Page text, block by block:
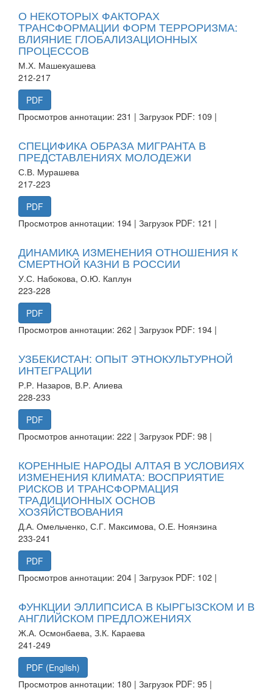
О НЕКОТОРЫХ ФАКТОРАХ
ТРАНСФОРМАЦИИ ФОРМ ТЕРРОРИЗМА:
ВЛИЯНИЕ ГЛОБАЛИЗАЦИОННЫХ
ПРОЦЕССОВ
М.Х. Машекуашева
212-217
PDF
Просмотров аннотации: 231 | Загрузок PDF: 109 |
СПЕЦИФИКА ОБРАЗА МИГРАНТА В
ПРЕДСТАВЛЕНИЯХ МОЛОДЕЖИ
С.В. Мурашева
217-223
PDF
Просмотров аннотации: 194 | Загрузок PDF: 121 |
ДИНАМИКА ИЗМЕНЕНИЯ ОТНОШЕНИЯ К
СМЕРТНОЙ КАЗНИ В РОССИИ
У.С. Набокова, О.Ю. Каплун
223-228
PDF
Просмотров аннотации: 262 | Загрузок PDF: 194 |
УЗБЕКИСТАН: ОПЫТ ЭТНОКУЛЬТУРНОЙ
ИНТЕГРАЦИИ
Р.Р. Назаров, В.Р. Алиева
228-233
PDF
Просмотров аннотации: 222 | Загрузок PDF: 98 |
КОРЕННЫЕ НАРОДЫ АЛТАЯ В УСЛОВИЯХ
ИЗМЕНЕНИЯ КЛИМАТА: ВОСПРИЯТИЕ
РИСКОВ И ТРАНСФОРМАЦИЯ
ТРАДИЦИОННЫХ ОСНОВ
ХОЗЯЙСТВОВАНИЯ
Д.А. Омельченко, С.Г. Максимова, О.Е. Ноянзина
233-241
PDF
Просмотров аннотации: 204 | Загрузок PDF: 102 |
ФУНКЦИИ ЭЛЛИПСИСА В КЫРГЫЗСКОМ И В
АНГЛИЙСКОМ ПРЕДЛОЖЕНИЯХ
Ж.А. Осмонбаева, З.К. Караева
241-249
PDF (English)
Просмотров аннотации: 180 | Загрузок PDF: 95 |